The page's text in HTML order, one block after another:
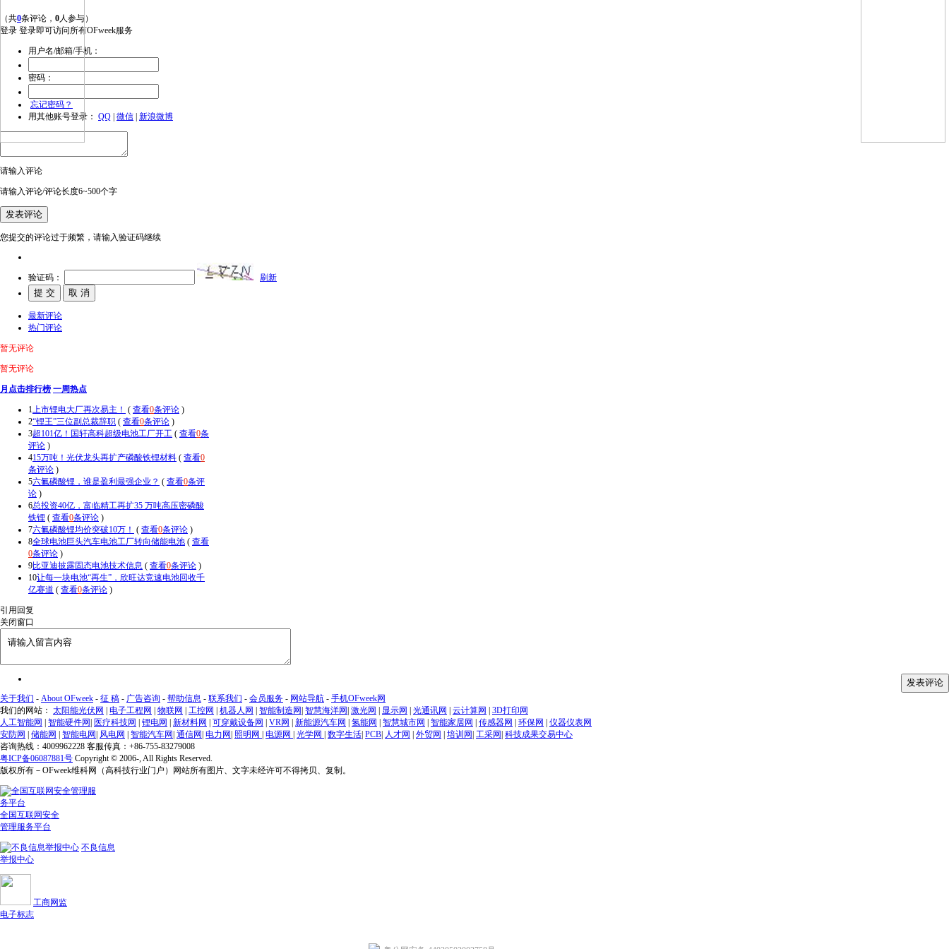
（共0条评论， 0人参与）
登录 登录即可访问所有OFweek服务
用户名/邮箱/手机：
密码：
忘记密码？
用其他账号登录： QQ 微信 新浪微博
请输入评论
请输入评论/评论长度6~500个字
您提交的评论过于频繁，请输入验证码继续
验证码： 刷新
最新评论
热门评论
暂无评论
暂无评论
月点击排行榜 一周热点
1上市锂电大厂再次易主！ ( 查看0条评论 )
2“锂王”三位副总裁辞职 ( 查看0条评论 )
3超101亿！国轩高科超级电池工厂开工 ( 查看0条
评论 )
415万吨！光伏龙头再扩产磷酸铁锂材料 ( 查看0
条评论 )
5六氟磷酸锂，谁是盈利最强企业？ ( 查看0条评
论 )
6总投资40亿，富临精工再扩35 万吨高压密磷酸
铁锂 ( 查看0条评论 )
7六氟磷酸锂均价突破10万！ ( 查看0条评论 )
8全球电池巨头汽车电池工厂转向储能电池 ( 查看
0条评论 )
9比亚迪披露固态电池技术信息 ( 查看0条评论 )
10让每一块电池“再生”，欣旺达竞速电池回收千
亿赛道 ( 查看0条评论 )
引用回复
关闭窗口
关于我们 - About OFweek - 征 稿 - 广告咨询 - 帮助信息 - 联系我们 - 会员服务 - 网站导航 - 手机OFweek网
我们的网站： 太阳能光伏网 电子工程网 物联网 工控网 机器人网 智能制造网 智慧海洋网 激光网 显示网 光通讯网 云计算网
3D打印网
人工智能网
智能硬件网 医疗科技网 锂电网 新材料网 可穿戴设备网 VR网 新能源汽车网 氢能网 智慧城市网 智能家居网 传感器网 环保网
仪器仪表网
安防网
储能网 智能电网 风电网 智能汽车网 通信网 电力网 照明网 电源网 光学网 数字生活 PCB 人才网 外贸网 培训网 工采网 科技成果交易中心
咨询热线：4009962228 客服传真：+86-755-83279008
粤ICP备06087881号 Copyright © 2006-, All Rights Reserved.
版权所有－OFweek维科网（高科技行业门户）网站所有图片、文字未经许可不得拷贝、复制。
全国互联网安全
管理服务平台
不良信息
举报中心
工商网监
电子标志